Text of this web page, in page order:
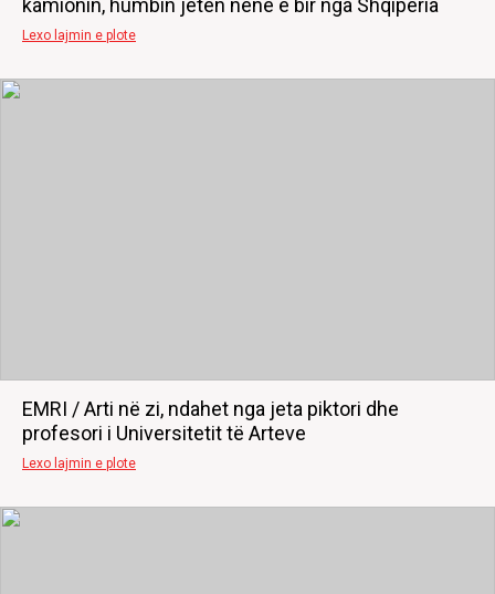
kamionin, humbin jetën nënë e bir nga Shqipëria
Lexo lajmin e plote
EMRI / Arti në zi, ndahet nga jeta piktori dhe
profesori i Universitetit të Arteve
Lexo lajmin e plote